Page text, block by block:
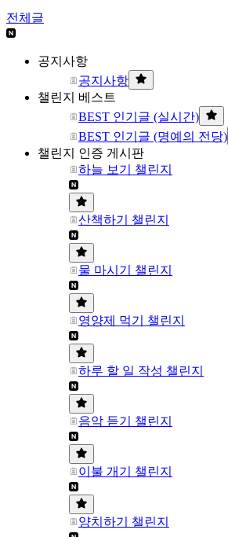
전체글
공지사항
공지사항
챌린지 베스트
BEST 인기글 (실시간)
BEST 인기글 (명예의 전당)
챌린지 인증 게시판
하늘 보기 챌린지
산책하기 챌린지
물 마시기 챌린지
영양제 먹기 챌린지
하루 할 일 작성 챌린지
음악 듣기 챌린지
이불 개기 챌린지
양치하기 챌린지